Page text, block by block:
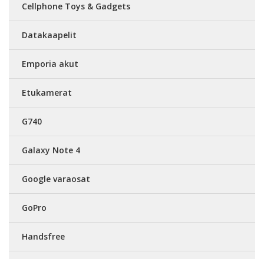
Cellphone Toys & Gadgets
Datakaapelit
Emporia akut
Etukamerat
G740
Galaxy Note 4
Google varaosat
GoPro
Handsfree